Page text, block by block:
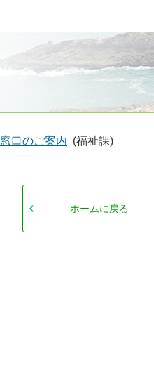
口のご案内 (福祉課)
ホームに戻る